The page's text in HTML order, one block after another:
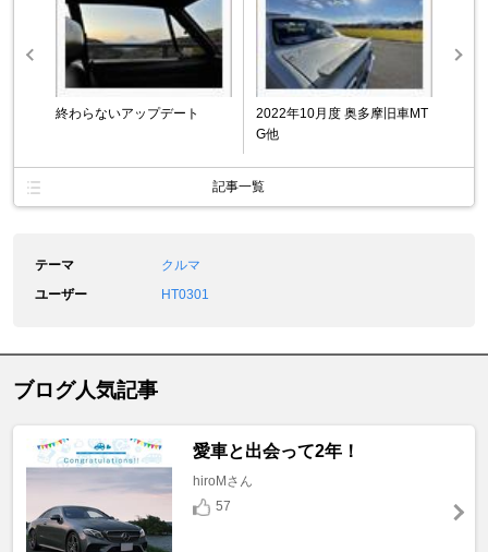
終わらないアップデート
2022年10月度 奥多摩旧車MT
G他
記事一覧
テーマ
クルマ
ユーザー
HT0301
ブログ人気記事
愛車と出会って2年！
hiroMさん
57